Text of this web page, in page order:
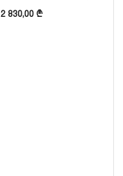
2 830,00 ₾